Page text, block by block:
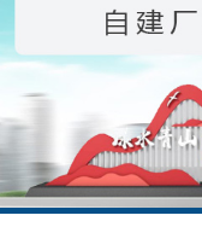
垃圾房